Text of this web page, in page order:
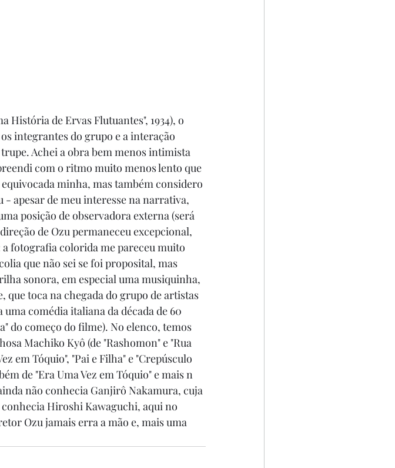
de Ervas Flutuantes", 1934), o
integrantes do grupo e a interação
Achei a obra bem menos intimista
com o ritmo muito menos lento que
minha, mas também considero
- apesar de meu interesse na narrativa,
posição de observadora externa (será
de Ozu permaneceu excepcional,
fotografia colorida me pareceu muito
que não sei se foi proposital, mas
sonora, em especial uma musiquinha,
toca na chegada do grupo de artistas
comédia italiana da década de 60
do começo do filme). No elenco, temos
Machiko Kyô (de "Rashomon" e "Rua
em Tóquio", "Pai e Filha" e "Crepúsculo
de "Era Uma Vez em Tóquio" e mais n
não conhecia Ganjirô Nakamura, cuja
Hiroshi Kawaguchi, aqui no
Ozu jamais erra a mão e, mais uma